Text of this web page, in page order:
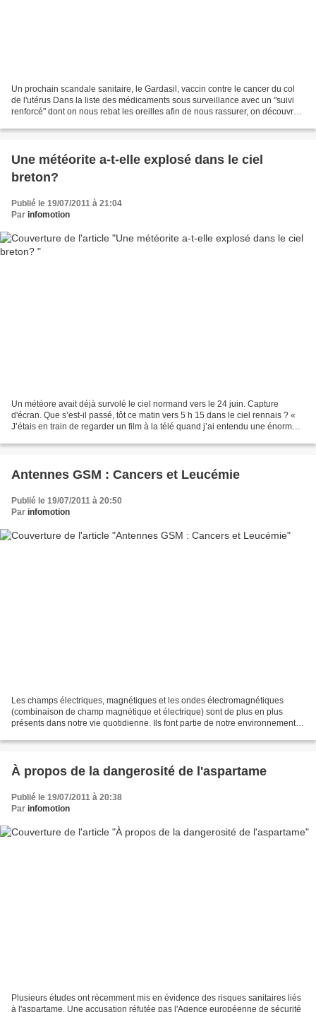
Un prochain scandale sanitaire, le Gardasil, vaccin contre le cancer du col
de l'utérus Dans la liste des médicaments sous surveillance avec un "suivi
renforcé" dont on nous rebat les oreilles afin de nous rassurer, on découvre
Une météorite a-t-elle explosé dans le ciel
breton?
Publié le 19/07/2011 à 21:04
Par infomotion
Un météore avait déjà survolé le ciel normand vers le 24 juin. Capture
d'écran. Que s’est-il passé, tôt ce matin vers 5 h 15 dans le ciel rennais ? «
J’étais en train de regarder un film à la télé quand j’ai entendu une énorme
Antennes GSM : Cancers et Leucémie
Publié le 19/07/2011 à 20:50
Par infomotion
Les champs électriques, magnétiques et les ondes électromagnétiques
(combinaison de champ magnétique et électrique) sont de plus en plus
présents dans notre vie quotidienne. Ils font partie de notre environnement
À propos de la dangerosité de l'aspartame
Publié le 19/07/2011 à 20:38
Par infomotion
Plusieurs études ont récemment mis en évidence des risques sanitaires liés
à l'aspartame. Une accusation réfutée pas l'Agence européenne de sécurité